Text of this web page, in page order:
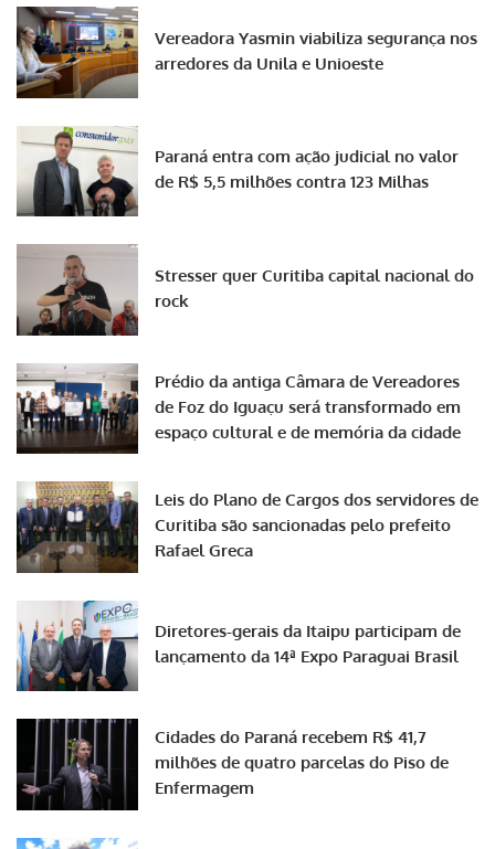
Vereadora Yasmin viabiliza segurança nos
arredores da Unila e Unioeste
Paraná entra com ação judicial no valor
de R$ 5,5 milhões contra 123 Milhas
Stresser quer Curitiba capital nacional do
rock
Prédio da antiga Câmara de Vereadores
de Foz do Iguaçu será transformado em
espaço cultural e de memória da cidade
Leis do Plano de Cargos dos servidores de
Curitiba são sancionadas pelo prefeito
Rafael Greca
Diretores-gerais da Itaipu participam de
lançamento da 14ª Expo Paraguai Brasil
Cidades do Paraná recebem R$ 41,7
milhões de quatro parcelas do Piso de
Enfermagem